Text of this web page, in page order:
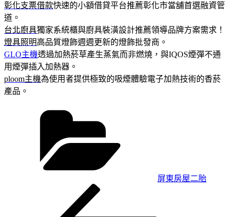
彰化支票借款快速的小額借貸平台推薦彰化市當舖首選融資管
道。
台北廚具獨家系統櫃與廚具裝潢設計推薦領導品牌方案需求！
燈具照明高品質燈飾週週更新的燈飾批發商。
GLO主機透過加熱菸草產生蒸氣而非燃燒，與IQOS煙彈不通
用煙彈插入加熱器。
ploom主機為使用者提供極致的吸煙體驗電子加熱技術的香菸
產品。
屏東房屋二胎